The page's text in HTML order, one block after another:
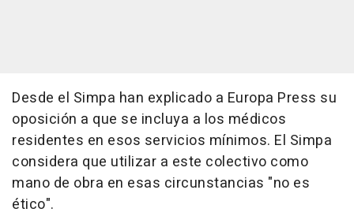
Desde el Simpa han explicado a Europa Press su
oposición a que se incluya a los médicos
residentes en esos servicios mínimos. El Simpa
considera que utilizar a este colectivo como
mano de obra en esas circunstancias "no es
ético".